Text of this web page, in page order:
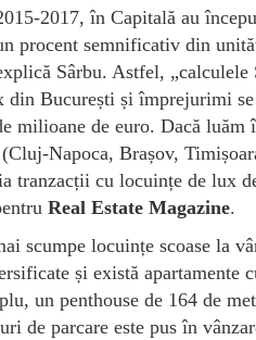
2017, în Capitală au
procent semnificativ din
Sârbu. Astfel, „calculele
din București și împrejurimi
milioane de euro. Dacă
Napoca, Brașov,
tranzacții cu locuințe de lux
Real Estate Magazine.
scumpe locuințe scoase la
și există apartamente
un penthouse de 164 de
de parcare este pus în